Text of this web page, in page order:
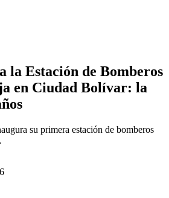
la Estación de Bomberos
en Ciudad Bolívar: la
su primera estación de bomberos